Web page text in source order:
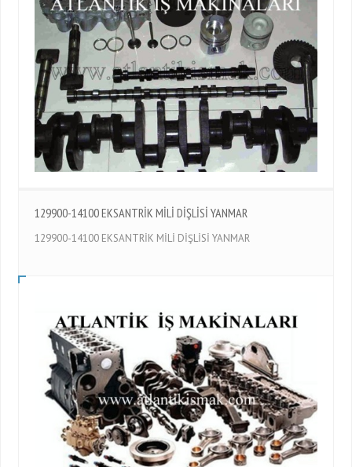
129900-14100 EKSANTRİK MİLİ DİŞLİSİ YANMAR
129900-14100 EKSANTRİK MİLİ DİŞLİSİ YANMAR